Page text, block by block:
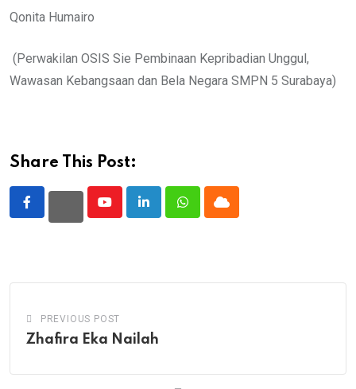
Qonita Humairo
(Perwakilan OSIS Sie Pembinaan Kepribadian Unggul,
Wawasan Kebangsaan dan Bela Negara SMPN 5 Surabaya)
Share This Post:
YoutubeLinkedInWhatsappCloud
PREVIOUS POST
Zhafira Eka Nailah